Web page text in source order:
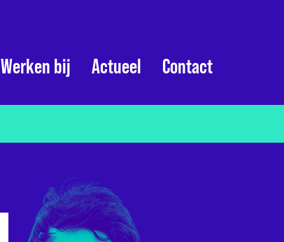
Werken bij Actueel Contact